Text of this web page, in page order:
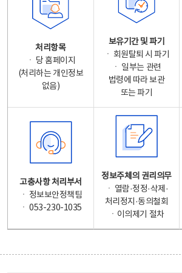
처리항목
ㆍ 당 홈페이지
(처리하는 개인정보
없음)
보유기간 및 파기
ㆍ 회원탈퇴 시 파기
ㆍ 일부는 관련
법령에 따라 보관
또는 파기
고충사항 처리부서
ㆍ 정보보안정책팀
ㆍ 053-230-1035
정보주체의 권리의무
ㆍ 열람·정정·삭제·
처리정지·동의철회
ㆍ이의제기 절차